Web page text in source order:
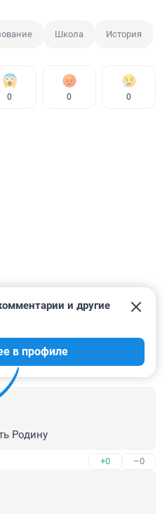
Школа История
0 0 0
и другие
в профиле
Родину
+0 –0